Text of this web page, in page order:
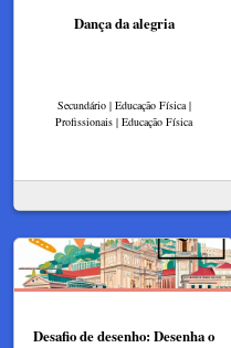
Dança da alegria
Secundário | Educação Física |
Profissionais | Educação Física
Desafio de desenho: Desenha o